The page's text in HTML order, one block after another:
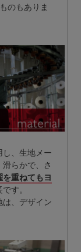
のもありま
し、生地メー
らかで、さ
を重ねてもヨ
す。
、デザイン